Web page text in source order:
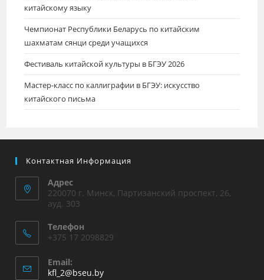
китайскому языку
Чемпионат Республики Беларусь по китайским
шахматам сянци среди учащихся
Фестиваль китайской культуры в БГЭУ 2026
Мастер-класс по каллиграфии в БГЭУ: искусство
китайского письма
Контактная Информация
Адрес
220070 г. Минск, Партизанский проспект, 26,
ауд. 303
Телефон
+375 17 2098829
Email:
kfl_2@bseu.by